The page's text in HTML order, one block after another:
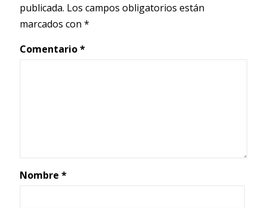
publicada. Los campos obligatorios están
marcados con *
Comentario*
Nombre *